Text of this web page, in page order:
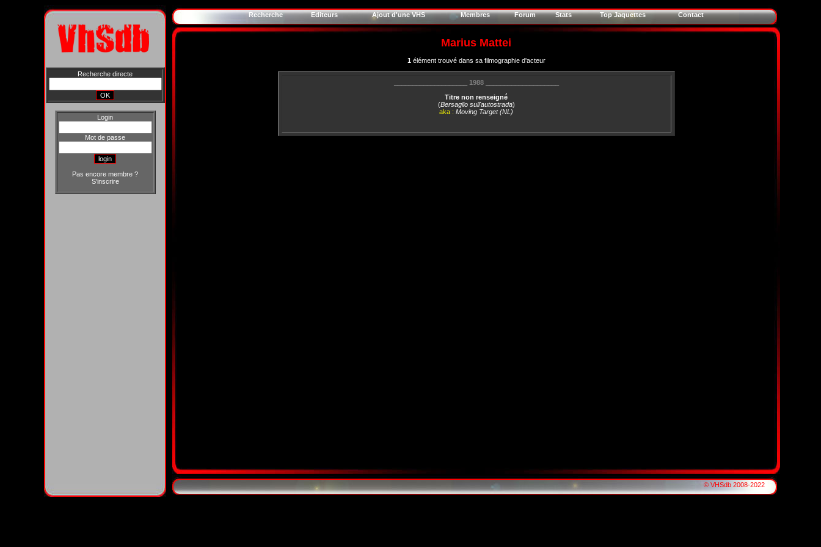
Recherche directe
Login
Mot de passe
Pas encore membre ?
S'inscrire
Recherche Editeurs Ajout d'une VHS Membres Forum Stats Top Jaquettes Contact
Marius Mattei
1élément trouvé dans sa filmographie d'acteur
1988____________________
Titre non renseigné
(Bersaglio sull'autostrada)
aka : Moving Target (NL)
© VHSdb 2008-2022